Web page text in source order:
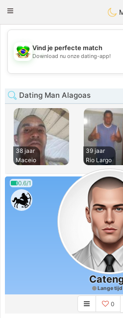
Toggle
💖
💕
Vind je perfecte match
Download nu onze dating-app!
Dating Man Alagoas
38 jaar
Maceio
39 jaar
Rio Largo
0.6/1
Lange tijd
0